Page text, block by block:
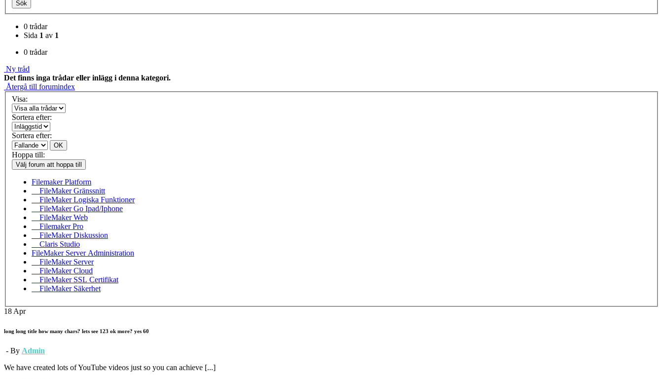
Sök
0 trådar
Sida 1 av 1
0 trådar
Ny tråd
Det finns inga trådar eller inlägg i denna kategori.
Återgå till forumindex
Visa:
Sortera efter:
Sortera efter:
OK
Hoppa till:
Välj forum att hoppa till
Filemaker Platform
FileMaker Gränssnitt
FileMaker Logiska Funktioner
FileMaker Go Ipad/Iphone
FileMaker Web
Filemaker Pro
FileMaker Diskussion
Claris Studio
FileMaker Server Administration
FileMaker Server
FileMaker Cloud
FileMaker SSL Certifikat
FileMaker Säkerhet
18 Apr
long long title how many chars? lets see 123 ok more? yes 60
- By Admin
We have created lots of YouTube videos just so you can achieve [...]